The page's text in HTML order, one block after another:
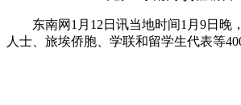
东南网1月12日讯当地时间1月9日晚
人士、旅埃侨胞、学联和留学生代表等